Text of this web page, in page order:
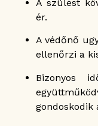
A szülést
ér.
A védőnő
ellenőrzi a
Bizonyos
gondoskodik